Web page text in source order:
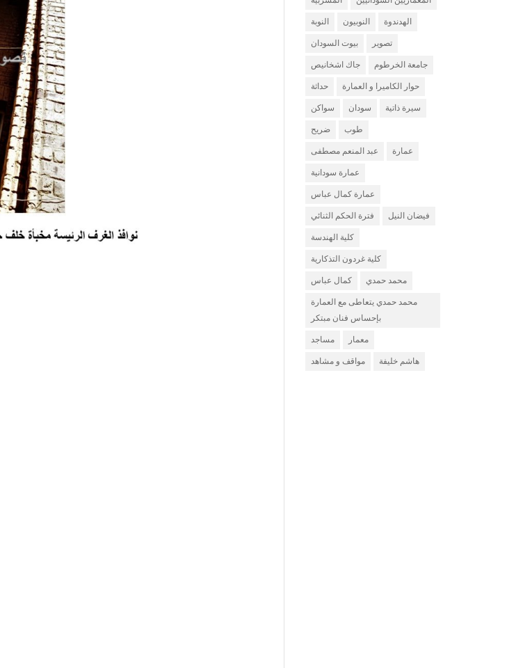
النوبة النوبيون الهدندوة
بيوت السودان تصوير
جاك اشخانيص جامعة الخرطوم
حداثة حوار الكاميرا و العمارة
سواكن سودان سيرة ذاتية
ضريح طوب
عبد المنعم مصطفى عمارة
عمارة سودانية
عمارة كمال عباس
فترة الحكم الثنائي فيضان النيل
كلية الهندسة
كلية غردون التذكارية
كمال عباس محمد حمدي
محمد حمدي يتعاطى مع العمارة
بإحساس فنان مبتكر
مساجد معمار
مواقف و مشاهد هاشم خليفة